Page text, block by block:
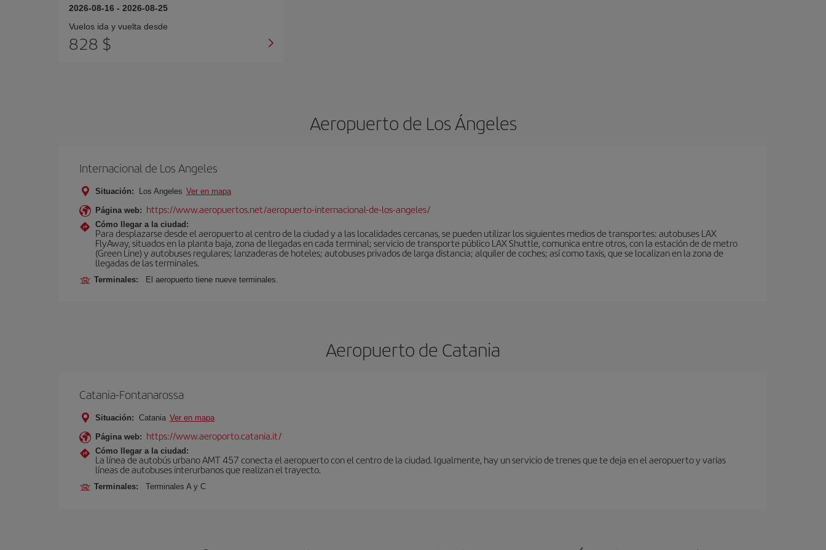
2026-08-16 - 2026-08-25
Vuelos ida y vuelta desde
828 $
Aeropuerto de Los Ángeles
Internacional de Los Angeles
Situación: Los Angeles Ver en mapa
Página web: https://www.aeropuertos.net/aeropuerto-internacional-de-los-angeles/
Cómo llegar a la ciudad:
Para desplazarse desde el aeropuerto al centro de la ciudad y a las localidades cercanas, se pueden utilizar los siguientes medios de transportes: autobuses LAX
FlyAway, situados en la planta baja, zona de llegadas en cada terminal; servicio de transporte público LAX Shuttle, comunica entre otros, con la estación de de metro
(Green Line) y autobuses regulares; lanzaderas de hoteles; autobuses privados de larga distancia; alquiler de coches; así como taxis, que se localizan en la zona de
llegadas de las terminales.
Terminales: El aeropuerto tiene nueve terminales.
Aeropuerto de Catania
Catania-Fontanarossa
Situación: Catania Ver en mapa
Página web: https://www.aeroporto.catania.it/
Cómo llegar a la ciudad:
La línea de autobús urbano AMT 457 conecta el aeropuerto con el centro de la ciudad. Igualmente, hay un servicio de trenes que te deja en el aeropuerto y varias
líneas de autobuses interurbanos que realizan el trayecto.
Terminales: Terminales A y C